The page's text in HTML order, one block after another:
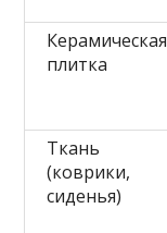
Керамическая
плитка
Ткань
(коврики,
сиденья)